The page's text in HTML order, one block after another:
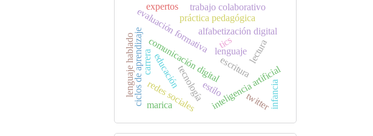
lenguaje
tecnología
comunicación digital
educación inteligencia artificial
alfabetización digital
tics
ciclos de aprendizaje
evaluación formativa
redes sociales estilo
práctica pedagógica
lectura
escritura
trabajo colaborativo
marica twitter
lenguaje hablado infancia
expertos
carrera